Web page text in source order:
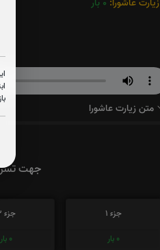
زیارت عاشورا: 0 بار
متن زیارت عاشورا
جهت
جزء 1
0 بار
جزء 2
0 بار